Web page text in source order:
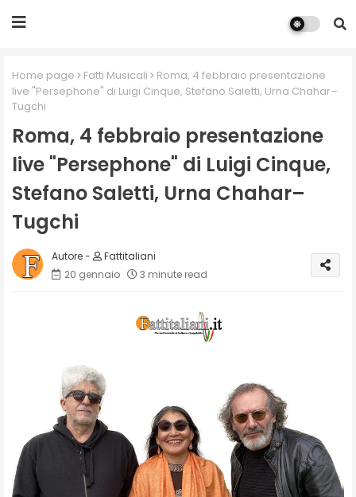
Home page Fatti Musicali
Roma, 4 febbraio presentazione
live "Persephone" di Luigi Cinque, Stefano Saletti, Urna Chahar–
Tugchi
Roma, 4 febbraio presentazione
live "Persephone" di Luigi Cinque,
Stefano Saletti, Urna Chahar–
Tugchi
Fattitaliani
20 gennaio
3 minute read